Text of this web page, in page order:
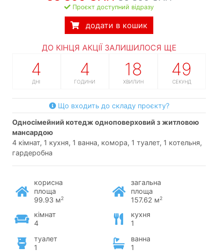
Проєкт доступний відразу
додати в кошик
ДО КІНЦЯ АКЦІЇ ЗАЛИШИЛОСЯ ЩЕ
4
ДНІ
4
ГОДИНИ
18
ХВИЛИН
48
СЕКУНД
Що входить до складу проєкту?
односімейний котедж одноповерховий з житловою
мансардою
4 кімнат, 1 кухня, 1 ванна, комора, 1 туалет, 1 котельня,
гардеробна
корисна
площа
99.93 м2
загальна
площа
157.62 м2
кімнат
4
кухня
1
туалет
1
ванна
1